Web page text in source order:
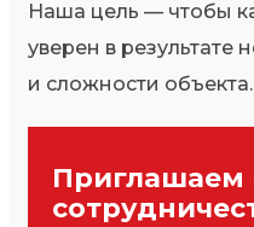
Наша цель — чтобы
уверен в результате
и сложности объекта.
Приглашаем